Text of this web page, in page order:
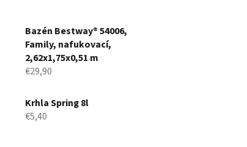
Bazén Bestway® 54006,
Family, nafukovací,
2,62x1,75x0,51 m
€29,90
Krhla Spring 8l
€5,40